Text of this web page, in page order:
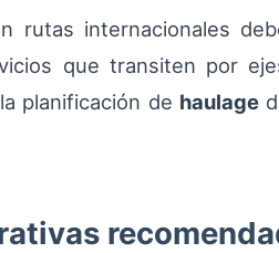
rutas internacionales
que transiten por
planificación de haulage